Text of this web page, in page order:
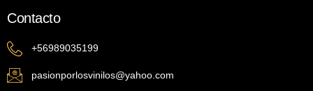
Contacto
+56989035199
pasionporlosvinilos@yahoo.com